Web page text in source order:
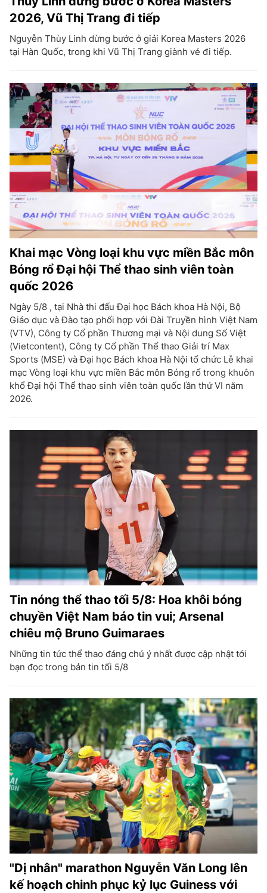
2026, Vũ Thị Trang đi tiếp
Nguyễn Thùy Linh dừng bước ở giải Korea Masters 2026
tại Hàn Quốc, trong khi Vũ Thị Trang giành vé đi tiếp.
Khai mạc Vòng loại khu vực miền Bắc môn
Bóng rổ Đại hội Thể thao sinh viên toàn
quốc 2026
Ngày 5/8 , tại Nhà thi đấu Đại học Bách khoa Hà Nội, Bộ
Giáo dục và Đào tạo phối hợp với Đài Truyền hình Việt Nam
(VTV), Công ty Cổ phần Thương mại và Nội dung Số Việt
(Vietcontent), Công ty Cổ phần Thể thao Giải trí Max
Sports (MSE) và Đại học Bách khoa Hà Nội tổ chức Lễ khai
mạc Vòng loại khu vực miền Bắc môn Bóng rổ trong khuôn
khổ Đại hội Thể thao sinh viên toàn quốc lần thứ VI năm
2026.
Tin nóng thể thao tối 5/8: Hoa khôi bóng
chuyền Việt Nam báo tin vui; Arsenal
chiêu mộ Bruno Guimaraes
Những tin tức thể thao đáng chú ý nhất được cập nhật tới
bạn đọc trong bản tin tối 5/8
"Dị nhân" marathon Nguyễn Văn Long lên
kế hoạch chinh phục kỷ lục Guiness với